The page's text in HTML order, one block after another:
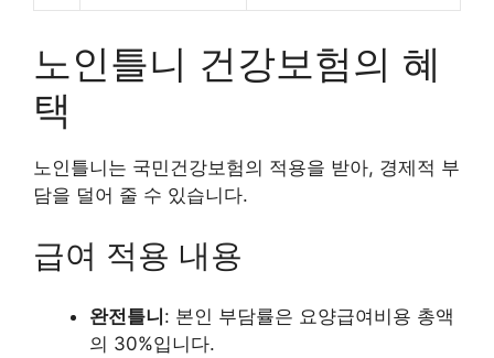
노인틀니 건강보험의 혜
택
노인틀니는 국민건강보험의 적용을 받아, 경제적 부
담을 덜어 줄 수 있습니다.
급여 적용 내용
완전틀니: 본인 부담률은 요양급여비용 총액
의 30%입니다.